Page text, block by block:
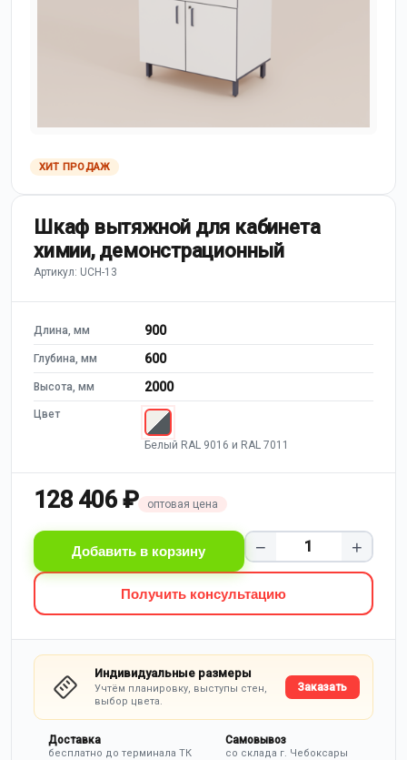
ХИТ ПРОДАЖ
Шкаф вытяжной для кабинета
химии, демонстрационный
Артикул: UCH-13
Длина, мм 900
Глубина, мм 600
Высота, мм 2000
Цвет
Белый RAL 9016 и RAL 7011
128 406 ₽ оптовая цена
Добавить в корзину − +
Получить консультацию
Индивидуальные размеры
Учтём планировку, выступы стен,
выбор цвета.
Заказать
Доставка
бесплатно до терминала ТК
Самовывоз
со склада г. Чебоксары